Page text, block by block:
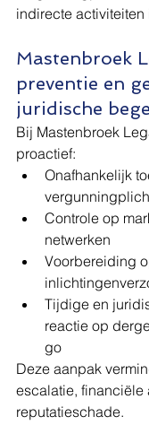
indirecte
Mastenbroek
preventie en
juridische
Bij Mastenbroek
proactief:
Onafhankelijk
Controle op
netwerken
Voorbereiding
Tijdige en
reactie op
go
Deze aanpak
escalatie, financiële
reputatieschade.